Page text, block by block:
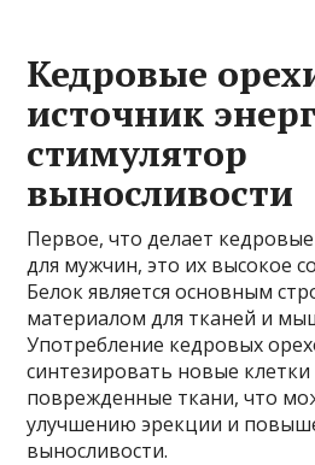
Кедровые
источник
стимулятор
выносливости
Первое, что делает
для мужчин, это их высокое
Белок является основным
материалом для тканей и
Употребление кедровых
синтезировать новые
поврежденные ткани, что
улучшению эрекции и
выносливости.